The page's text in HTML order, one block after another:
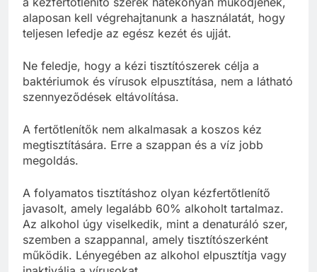
alaposan kell végrehajtanunk a használatát, hogy
teljesen lefedje az egész kezét és ujját.
Ne feledje, hogy a kézi tisztítószerek célja a
baktériumok és vírusok elpusztítása, nem a látható
szennyeződések eltávolítása.
A fertőtlenítők nem alkalmasak a koszos kéz
megtisztítására. Erre a szappan és a víz jobb
megoldás.
A folyamatos tisztításhoz olyan kézfertőtlenítő
javasolt, amely legalább 60% alkoholt tartalmaz.
Az alkohol úgy viselkedik, mint a denaturáló szer,
szemben a szappannal, amely tisztítószerként
működik. Lényegében az alkohol elpusztítja vagy